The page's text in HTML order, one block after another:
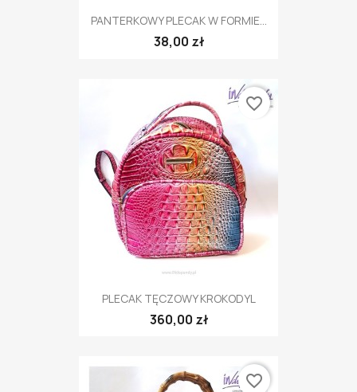
PANTERKOWY PLECAK W FORMIE...
38,00 zł
PLECAK TĘCZOWY KROKODYL
360,00 zł
favorite_border
favorite_border